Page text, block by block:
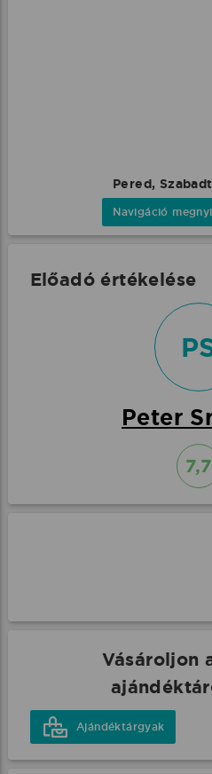
Pered,
Navigáció
Előadó értékelése
Peter
7,7
Vásároljon
Ajándéktárgyak